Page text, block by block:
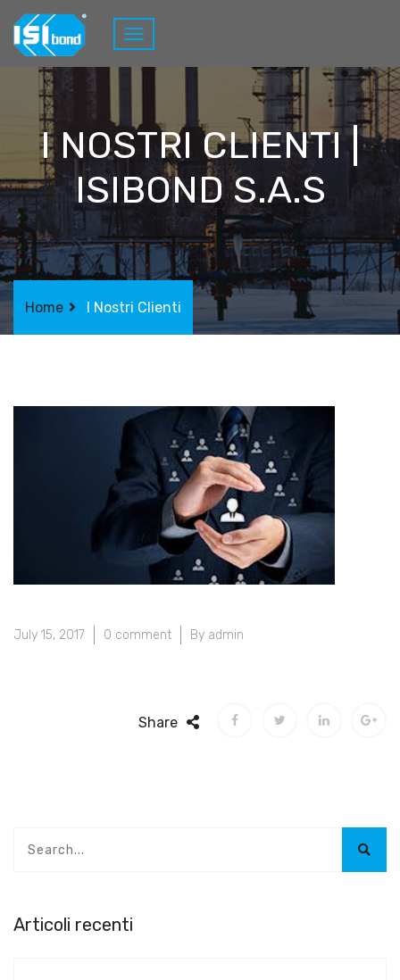
I NOSTRI CLIENTI |
ISIBOND S.A.S
Home I Nostri Clienti
July 15, 2017 0 comment By admin
Share
Articoli recenti